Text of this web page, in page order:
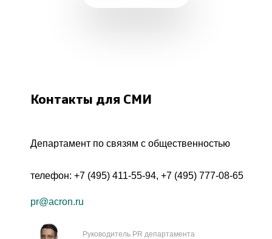
Контакты для СМИ
Департамент по связям с общественностью
телефон: +7 (495) 411-55-94, +7 (495) 777-08-65
pr@acron.ru
Руководитель PR департамента